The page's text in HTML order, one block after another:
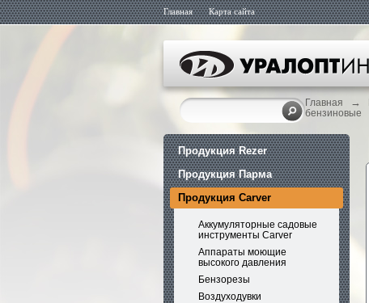
Главная Карта сайта
Главная →
бензиновые
Продукция Rezer
Продукция Парма
Продукция Carver
Аккумуляторные садовые
инструменты Carver
Аппараты моющие
высокого давления
Бензорезы
Воздуходувки